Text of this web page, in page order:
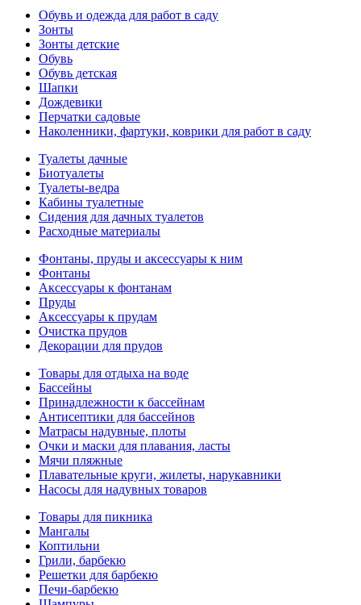
Обувь и одежда для работ в саду
Зонты
Зонты детские
Обувь
Обувь детская
Шапки
Дождевики
Перчатки садовые
Наколенники, фартуки, коврики для работ в саду
Туалеты дачные
Биотуалеты
Туалеты-ведра
Кабины туалетные
Сидения для дачных туалетов
Расходные материалы
Фонтаны, пруды и аксессуары к ним
Фонтаны
Аксессуары к фонтанам
Пруды
Аксессуары к прудам
Очистка прудов
Декорации для прудов
Товары для отдыха на воде
Бассейны
Принадлежности к бассейнам
Антисептики для бассейнов
Матраcы надувные, плоты
Очки и маски для плавания, ласты
Мячи пляжные
Плавательные круги, жилеты, нарукавники
Насосы для надувных товаров
Товары для пикника
Мангалы
Коптильни
Грили, барбекю
Решетки для барбекю
Печи-барбекю